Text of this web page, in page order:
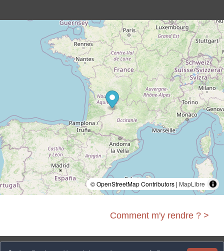
© OpenStreetMap Contributors | MapLibre
Comment m'y rendre ? >